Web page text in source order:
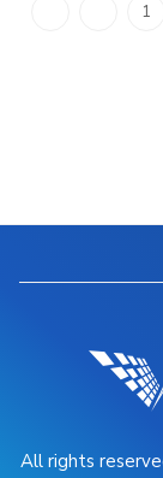
1
All rights